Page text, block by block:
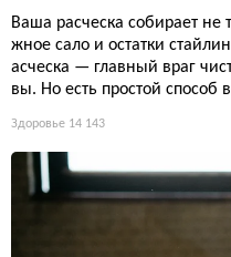
Ваша расческа собирает не
жное сало и остатки
асческа — главный враг
вы. Но есть простой способ
Здоровье 14 143